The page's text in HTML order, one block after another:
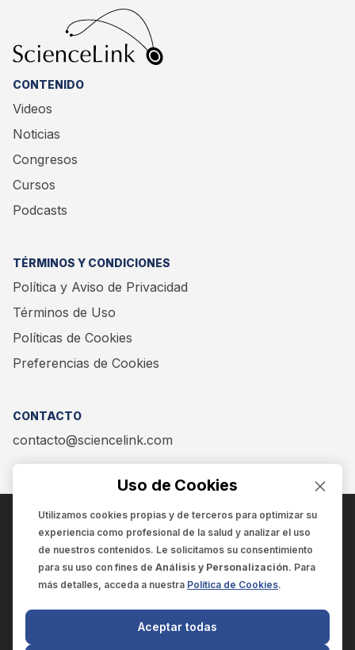
CONTENIDO
Videos
Noticias
Congresos
Cursos
Podcasts
TÉRMINOS Y CONDICIONES
Política y Aviso de Privacidad
Términos de Uso
Políticas de Cookies
Preferencias de Cookies
CONTACTO
contacto@sciencelink.com
ENCUÉNTRANOS EN:
SCIENCELINK
Uso de Cookies
Utilizamos cookies propias y de terceros para optimizar su
experiencia como profesional de la salud y analizar el uso
de nuestros contenidos. Le solicitamos su consentimiento
para su uso con fines de Análisis y Personalización. Para
más detalles, acceda a nuestra Política de Cookies.
Aceptar todas